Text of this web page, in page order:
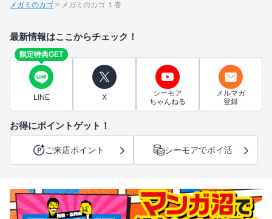
メガミのカゴ
メガミのカゴ １巻
最新情報はここからチェック！
限定特典GET
LINE X
シーモア
ちゃんねる
メルマガ
登録
お得にポイントゲット！
ご来店ポイント シーモアでポイ活